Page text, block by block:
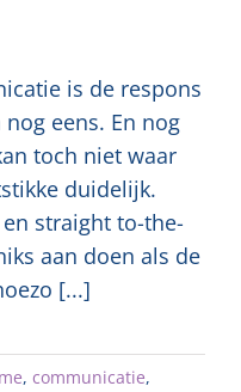
is de respons
eens. En nog
toch niet waar
duidelijk.
straight to-the-
aan doen als de
[...]
, communicatie,